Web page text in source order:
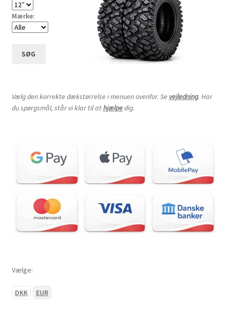
Mærke:
SØG
Vælg den korrekte dækstørrelse i menuen ovenfor. Se vejledning. Har
du spørgsmål, står vi klar til athjælpedig.
Vælge:
DKK EUR